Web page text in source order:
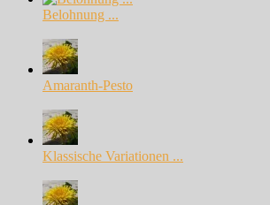
Belohnung ...
Amaranth-Pesto
Klassische Variationen ...